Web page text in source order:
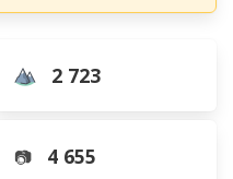
2 723
📷 4 655